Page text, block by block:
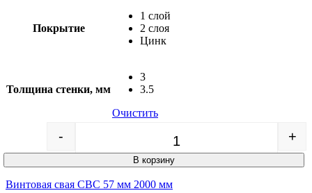
Покрытие
1 слой
2 слоя
Цинк
Толщина стенки, мм
3
3.5
Очистить
Quantity
- +
В корзину
Винтовая свая СВС 57 мм 2000 мм